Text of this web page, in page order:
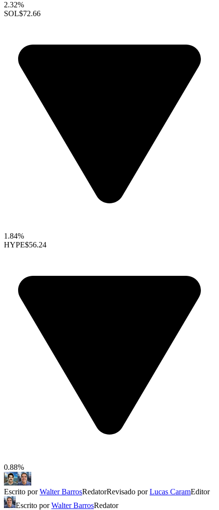
2.32%
SOL$72.66
1.84%
HYPE$56.24
0.88%
Escrito porWalter BarrosRedatorRevisado porLucas CaramEditor
Escrito porWalter BarrosRedator